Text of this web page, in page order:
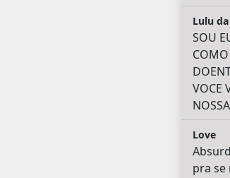
Lulu
SOU
COMO
VOCE
Love
pra se